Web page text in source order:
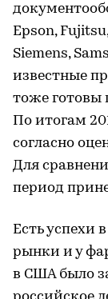
Epson,
Siemens,
известные
тоже готовы
По итогам
согласно
Для
период
Есть успехи
рынки и у
в США было